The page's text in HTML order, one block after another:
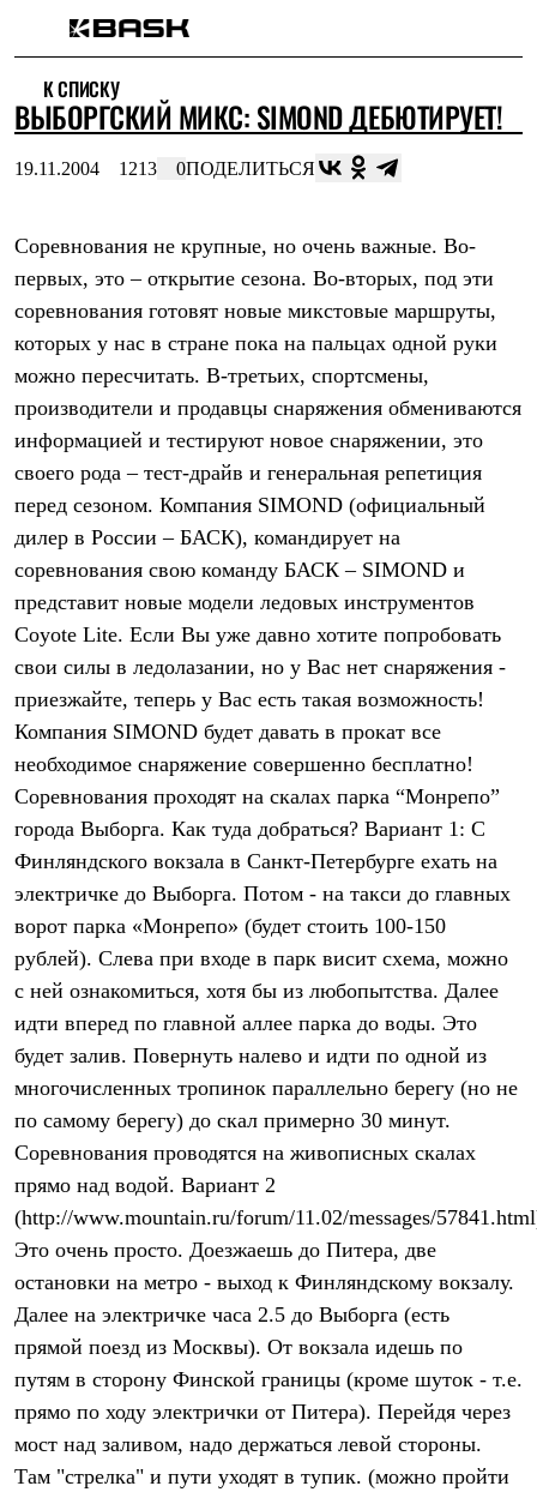
Интернет-магазин
Мужская одежда
Утепленная пухом
Куртки
Брюки
Утепленная синтетикой
Куртки
Брюки
Штормовая одежда
Куртки
Софтшелл одежда
Куртки
Брюки
Флисовая одежда
Куртки
Брюки
Жилеты
Термобелье
Теплое термобелье
Легкое термобелье
Лёгкая одежда
Футболки
Толстовки
Брюки
Женская одежда
Утепленная пухом
Брюки
Жилеты
Утепленная синтетикой
Брюки
Штормовая одежда
Куртки
Софтшелл одежда
Куртки
Брюки
Лёгкая одежда
Рубашки
Футболки
Брюки
Термобелье
Теплое термобелье
Среднее термобелье
Легкое термобелье
Флисовая одежда
Брюки
Детская одежда
Комбинезоны
Куртки
Утепленная синтетикой
Комбинезоны
К СПИСКУ
ВЫБОРГСКИЙ МИКС: SIMOND ДЕБЮТИРУЕТ!
19.11.2004 1213 0ПОДЕЛИТЬСЯ
Соревнования не крупные, но очень важные. Во-
первых, это – открытие сезона. Во-вторых, под эти
соревнования готовят новые микстовые маршруты,
которых у нас в стране пока на пальцах одной руки
можно пересчитать. В-третьих, спортсмены,
производители и продавцы снаряжения обмениваются
информацией и тестируют новое снаряжении, это
своего рода – тест-драйв и генеральная репетиция
перед сезоном. Компания SIMOND (официальный
дилер в России – БАСК), командирует на
соревнования свою команду БАСК – SIMOND и
представит новые модели ледовых инструментов
Coyote Lite. Если Вы уже давно хотите попробовать
свои силы в ледолазании, но у Вас нет снаряжения -
приезжайте, теперь у Вас есть такая возможность!
Компания SIMOND будет давать в прокат все
необходимое снаряжение совершенно бесплатно!
Соревнования проходят на скалах парка “Монрепо”
города Выборга. Как туда добраться? Вариант 1: С
Финляндского вокзала в Санкт-Петербурге ехать на
электричке до Выборга. Потом - на такси до главных
ворот парка «Монрепо» (будет стоить 100-150
рублей). Слева при входе в парк висит схема, можно
с ней ознакомиться, хотя бы из любопытства. Далее
идти вперед по главной аллее парка до воды. Это
будет залив. Повернуть налево и идти по одной из
многочисленных тропинок параллельно берегу (но не
по самому берегу) до скал примерно 30 минут.
Соревнования проводятся на живописных скалах
прямо над водой. Вариант 2
(http://www.mountain.ru/forum/11.02/messages/
Это очень просто. Доезжаешь до Питера, две
остановки на метро - выход к Финляндскому вокзалу.
Далее на электричке часа 2.5 до Выборга (есть
прямой поезд из Москвы). От вокзала идешь по
путям в сторону Финской границы (кроме шуток - т.е.
прямо по ходу электрички от Питера). Перейдя через
мост над заливом, надо держаться левой стороны.
Там "стрелка" и пути уходят в тупик. (можно пройти